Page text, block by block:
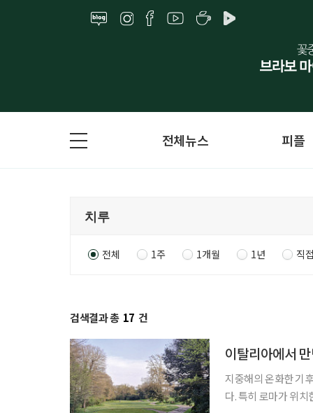
전체뉴스 피플
전체 1주 1개월 1년 직
검색결과 총 17 건
이탈리아에서
지중해의 온화한 기
다. 특히 로마가 위